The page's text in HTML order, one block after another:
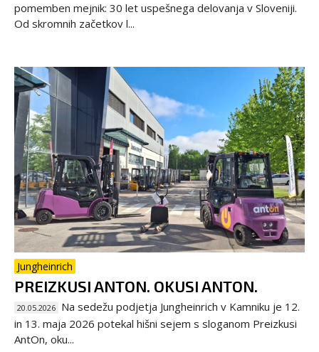
pomemben mejnik: 30 let uspešnega delovanja v Sloveniji.
Od skromnih začetkov l...
Jungheinrich
PREIZKUSI ANTON. OKUSI ANTON.
20.05.2026 Na sedežu podjetja Jungheinrich v Kamniku je 12.
in 13. maja 2026 potekal hišni sejem s sloganom Preizkusi
AntOn, oku...